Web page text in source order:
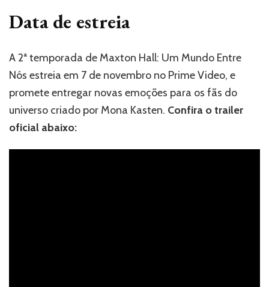
Data de estreia
A 2ª temporada de Maxton Hall: Um Mundo Entre
Nós estreia em 7 de novembro no Prime Video, e
promete entregar novas emoções para os fãs do
universo criado por Mona Kasten. Confira o trailer
oficial abaixo: